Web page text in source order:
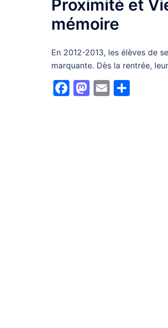
Proximité et
mémoire
En 2012-2013, les élèves de
marquante. Dès la rentrée,
Facebook
Mastodon
Email